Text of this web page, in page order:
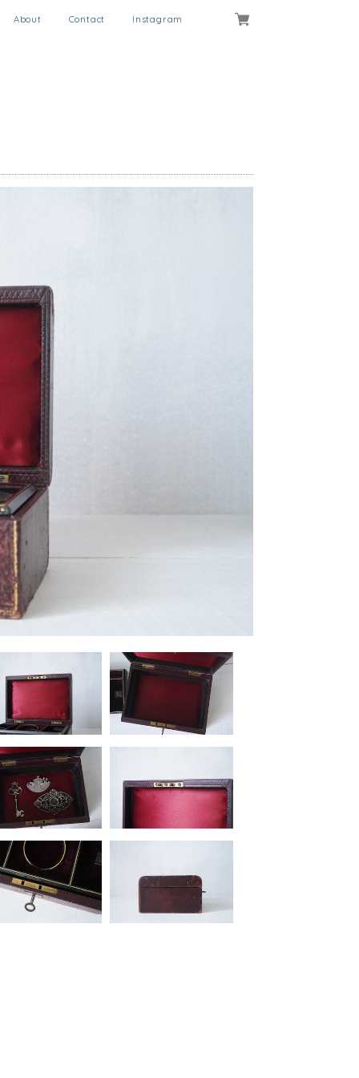
About Contact Instagram